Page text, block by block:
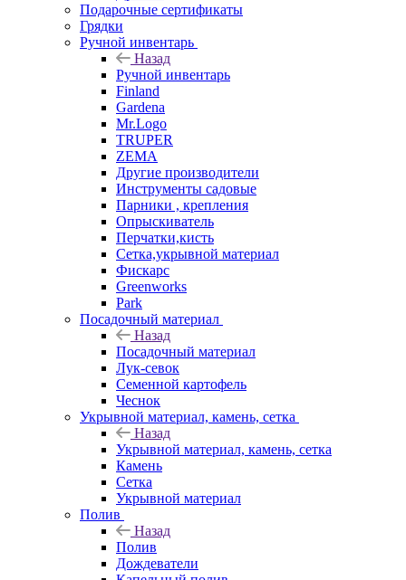
Подарочные сертификаты
Грядки
Ручной инвентарь
Назад
Ручной инвентарь
Finland
Gardena
Mr.Logo
TRUPER
ZEMA
Другие производители
Инструменты садовые
Парники , крепления
Опрыскиватель
Перчатки,кисть
Сетка,укрывной материал
Фискарс
Greenworks
Park
Посадочный материал
Назад
Посадочный материал
Лук-севок
Семенной картофель
Чеснок
Укрывной материал, камень, сетка
Назад
Укрывной материал, камень, сетка
Камень
Сетка
Укрывной материал
Полив
Назад
Полив
Дождеватели